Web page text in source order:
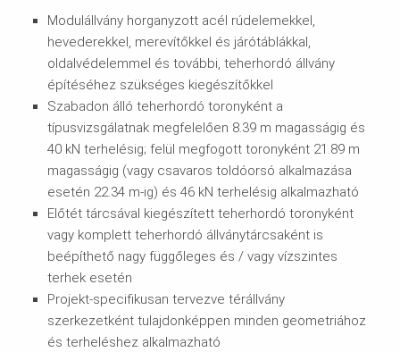
Modulállvány horganyzott acél rúdelemekkel,
hevederekkel, merevítőkkel és járótáblákkal,
oldalvédelemmel és további, teherhordó állvány
építéséhez szükséges kiegészítőkkel
Szabadon álló teherhordó toronyként a
típusvizsgálatnak megfelelően 8.39 m magasságig és
40 kN terhelésig; felül megfogott toronyként 21.89 m
magasságig (vagy csavaros toldóorsó alkalmazása
esetén 22.34 m-ig) és 46 kN terhelésig alkalmazható
Előtét tárcsával kiegészített teherhordó toronyként
vagy komplett teherhordó állványtárcsaként is
beépíthető nagy függőleges és / vagy vízszintes
terhek esetén
Projekt-specifikusan tervezve térállvány
szerkezetként tulajdonképpen minden geometriához
és terheléshez alkalmazható